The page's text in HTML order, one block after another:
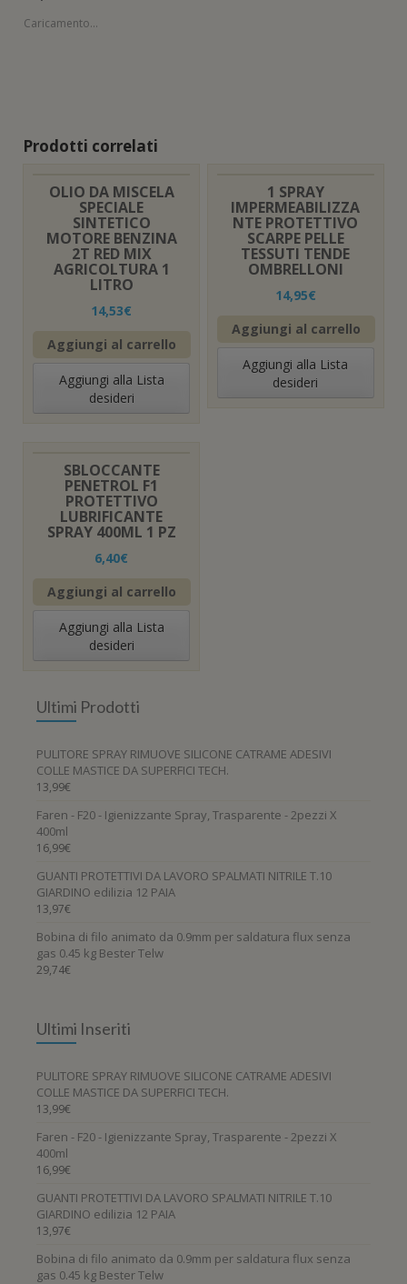
Caricamento...
Prodotti correlati
OLIO DA MISCELA
SPECIALE
SINTETICO
MOTORE BENZINA
2T RED MIX
AGRICOLTURA 1
LITRO
14,53€
Aggiungi al carrello
Aggiungi alla Lista
desideri
1 SPRAY
IMPERMEABILIZZA
NTE PROTETTIVO
SCARPE PELLE
TESSUTI TENDE
OMBRELLONI
14,95€
Aggiungi al carrello
Aggiungi alla Lista
desideri
SBLOCCANTE
PENETROL F1
PROTETTIVO
LUBRIFICANTE
SPRAY 400ML 1 PZ
6,40€
Aggiungi al carrello
Aggiungi alla Lista
desideri
Ultimi Prodotti
PULITORE SPRAY RIMUOVE SILICONE CATRAME ADESIVI
COLLE MASTICE DA SUPERFICI TECH.
13,99€
Faren - F20 - Igienizzante Spray, Trasparente - 2pezzi X
400ml
16,99€
GUANTI PROTETTIVI DA LAVORO SPALMATI NITRILE T.10
GIARDINO edilizia 12 PAIA
13,97€
Bobina di filo animato da 0.9mm per saldatura flux senza
gas 0.45 kg Bester Telw
29,74€
Ultimi Inseriti
PULITORE SPRAY RIMUOVE SILICONE CATRAME ADESIVI
COLLE MASTICE DA SUPERFICI TECH.
13,99€
Faren - F20 - Igienizzante Spray, Trasparente - 2pezzi X
400ml
16,99€
GUANTI PROTETTIVI DA LAVORO SPALMATI NITRILE T.10
GIARDINO edilizia 12 PAIA
13,97€
Bobina di filo animato da 0.9mm per saldatura flux senza
gas 0.45 kg Bester Telw